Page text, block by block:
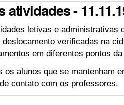
atividades -
letivas e
verificadas na
em diferentes pontos
os alunos que se mantenham
contato com os professores.